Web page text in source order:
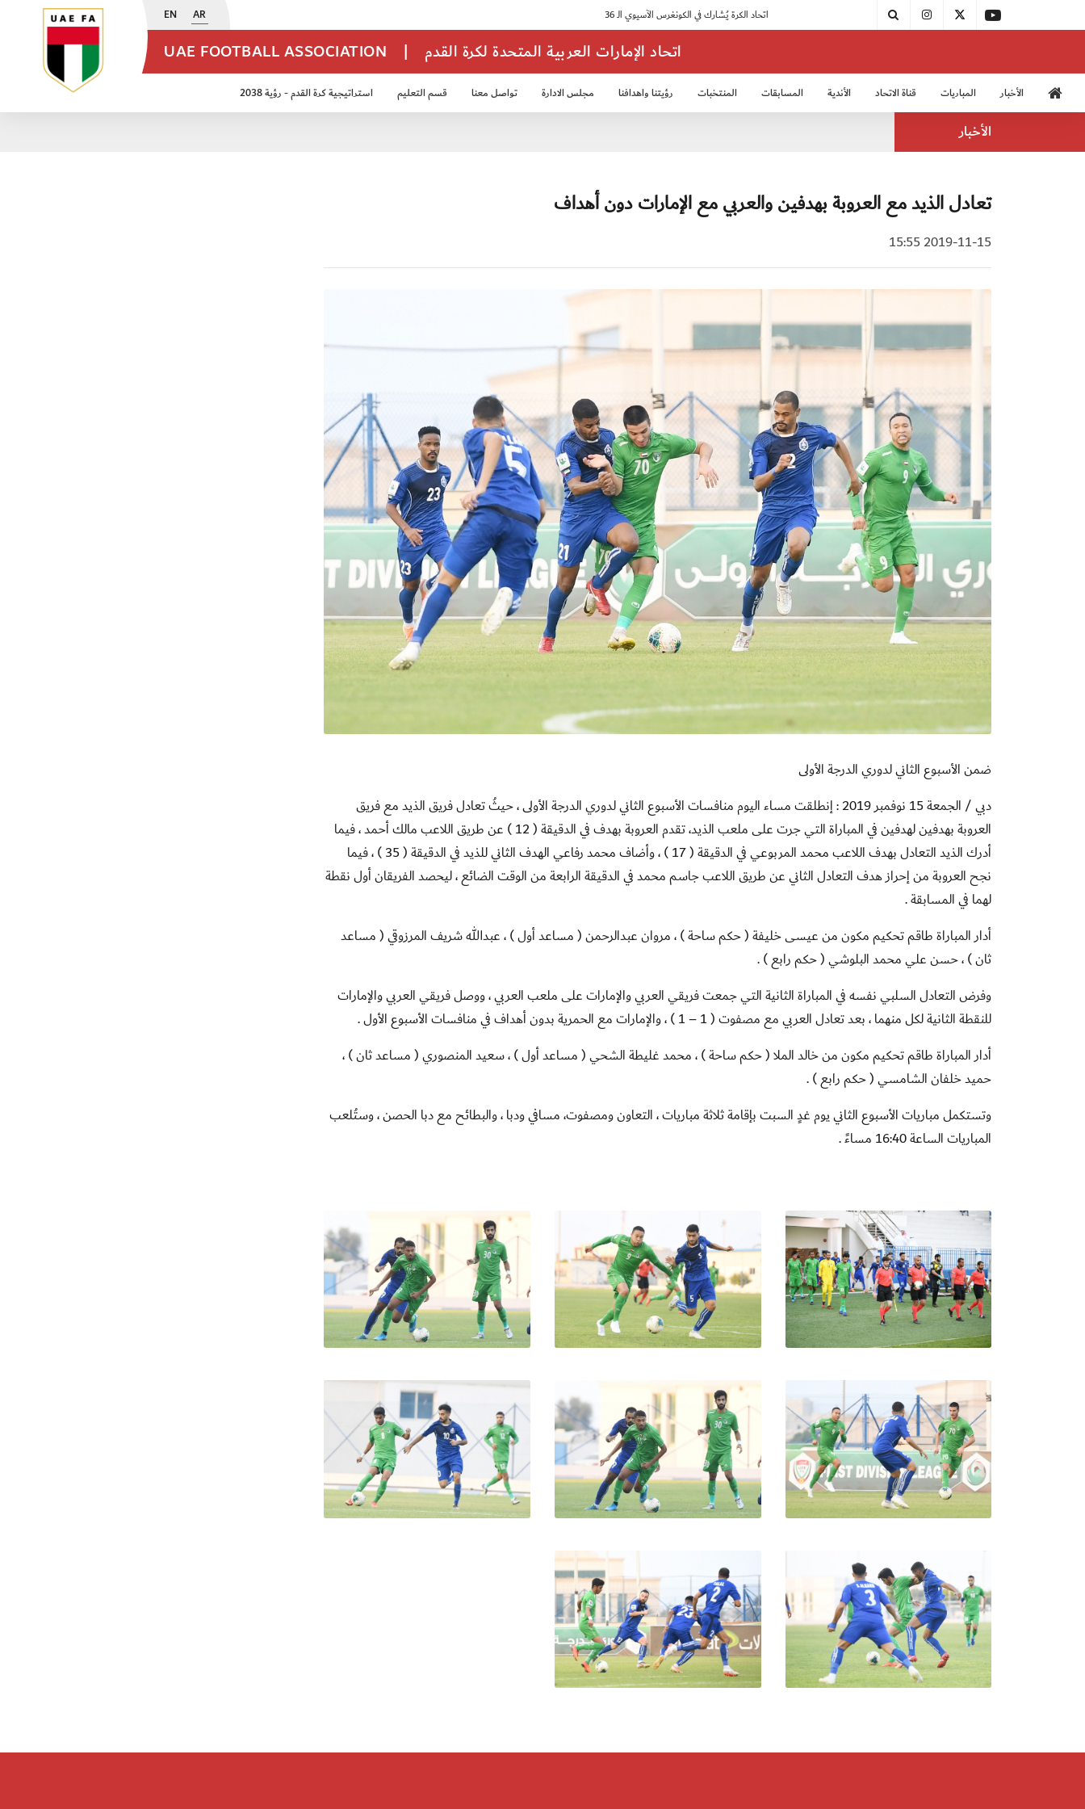
EN AR
UAE FOOTBALL ASSOCIATION | اتحاد الإمارات العربية المتحدة لكرة القدم
الأخبار المباريات قناة الاتحاد الأندية المسابقات المنتخبات رؤيتنا واهدافنا مجلس الادارة تواصل معنا قسم التعليم استراتيجية كرة القدم - رؤية 2038
الأخبار
تعادل الذيد مع العروبة بهدفين والعربي مع الإمارات دون أهداف
2019-11-15 15:55
ضمن الأسبوع الثاني لدوري الدرجة الأولى
دبي / الجمعة 15 نوفمبر 2019 : إنطلقت مساء اليوم منافسات الأسبوع الثاني لدوري الدرجة الأولى ، حيثُ تعادل فريق الذيد مع فريق
العروبة بهدفين لهدفين في المباراة التي جرت على ملعب الذيد، تقدم العروبة بهدف في الدقيقة ( 12 ) عن طريق اللاعب مالك أحمد ، فيما
أدرك الذيد التعادل بهدف اللاعب محمد المربوعي في الدقيقة ( 17 ) ، وأضاف محمد رفاعي الهدف الثاني للذيد في الدقيقة ( 35 ) ، فيما
نجح العروبة من إحراز هدف التعادل الثاني عن طريق اللاعب جاسم محمد في الدقيقة الرابعة من الوقت الضائع ، ليحصد الفريقان أول نقطة
لهما في المسابقة .
أدار المباراة طاقم تحكيم مكون من عيسى خليفة ( حكم ساحة ) ، مروان عبدالرحمن ( مساعد أول ) ، عبدالله شريف المرزوقي ( مساعد
ثان ) ، حسن علي محمد البلوشي ( حكم رابع ) .
وفرض التعادل السلبي نفسه في المباراة الثانية التي جمعت فريقي العربي والإمارات على ملعب العربي ، ووصل فريقي العربي والإمارات
للنقطة الثانية لكل منهما ، بعد تعادل العربي مع مصفوت ( 1 – 1 ) ، والإمارات مع الحمرية بدون أهداف في منافسات الأسبوع الأول .
أدار المباراة طاقم تحكيم مكون من خالد الملا ( حكم ساحة ) ، محمد غليطة الشحي ( مساعد أول ) ، سعيد المنصوري ( مساعد ثان ) ،
حميد خلفان الشامسي ( حكم رابع ) .
وتستكمل مباريات الأسبوع الثاني يوم غدٍ السبت بإقامة ثلاثة مباريات ، التعاون ومصفوت، مسافي ودبا ، والبطائح مع دبا الحصن ، وستُلعب
المباريات الساعة 16:40 مساءً .